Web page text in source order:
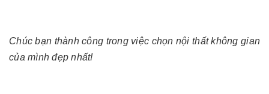
Chúc bạn thành công trong việc chọn nội thất không gian
của mình đẹp nhất!